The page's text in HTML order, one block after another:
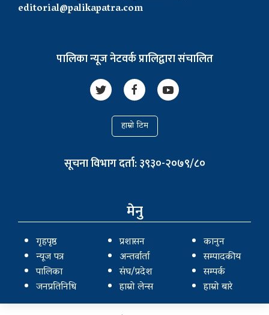
editorial@palikapatra.com
पालिका न्यूज नेटवर्क प्रालिद्वारा संचालित
हाम्रो टिम
सूचना विभाग दर्ता: ३९३०-२०७९/८०
मेनु
गृहपृष्ठ
न्यूज पत्र
पालिका
जनप्रतिनिधि
प्रशासन
अन्तर्वार्ता
संघ/प्रदेश
हाम्रो लेन्स
कानुन
सम्पादकीय
सम्पर्क
हाम्रो बारे